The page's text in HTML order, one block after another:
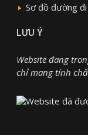
Sơ đồ đường đi
LƯU Ý
Website đang
chỉ mang tính